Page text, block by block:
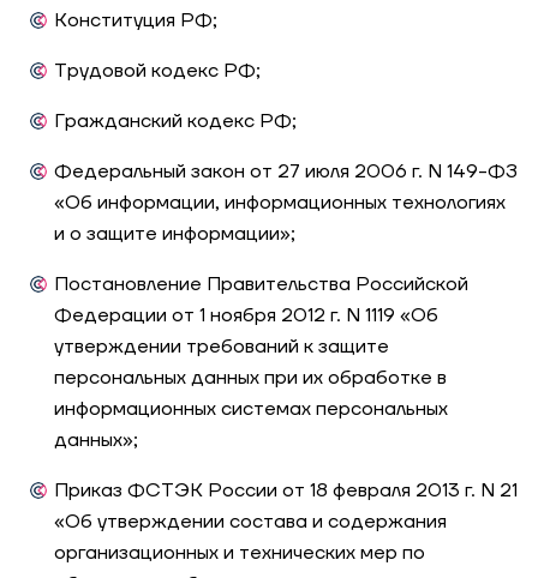
Конституция РФ;
Трудовой кодекс РФ;
Гражданский кодекс РФ;
Федеральный закон от 27 июля 2006 г. N 149-ФЗ
«Об информации, информационных технологиях
и о защите информации»;
Постановление Правительства Российской
Федерации от 1 ноября 2012 г. N 1119 «Об
утверждении требований к защите
персональных данных при их обработке в
информационных системах персональных
данных»;
Приказ ФСТЭК России от 18 февраля 2013 г. N 21
«Об утверждении состава и содержания
организационных и технических мер по